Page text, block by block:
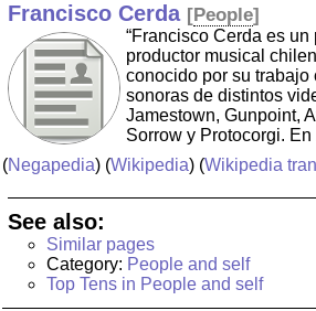
Francisco Cerda [People]
“Francisco Cerda es
productor musical
conocido por su
sonoras de distintos
Jamestown, Gunpoint,
Sorrow y Protocorgi.
(Negapedia) (Wikipedia) (Wikipedia
See also:
Similar pages
Category: People and self
Top Tens in People and self